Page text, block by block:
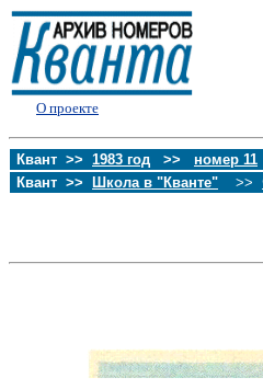
О проекте
Квант >> 1983 год >> номер 11
Квант >>
Школа в "Кванте" >>